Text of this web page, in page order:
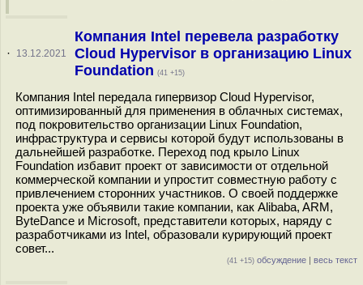
· 13.12.2021
Компания Intel перевела разработку
Cloud Hypervisor в организацию Linux
Foundation (41 +15)
Компания Intel передала гипервизор Cloud Hypervisor,
оптимизированный для применения в облачных системах,
под покровительство организации Linux Foundation,
инфраструктура и сервисы которой будут использованы в
дальнейшей разработке. Переход под крыло Linux
Foundation избавит проект от зависимости от отдельной
коммерческой компании и упростит совместную работу с
привлечением сторонних участников. О своей поддержке
проекта уже объявили такие компании, как Alibaba, ARM,
ByteDance и Microsoft, представители которых, наряду с
разработчиками из Intel, образовали курирующий проект
совет...
(41 +15) обсуждение | весь текст